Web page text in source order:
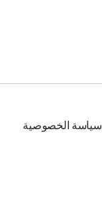
سياسة الخصوصية